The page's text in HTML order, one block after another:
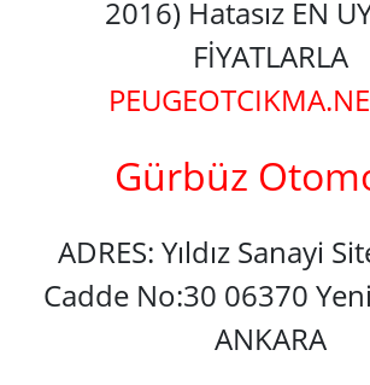
2016) Hatasız EN
FİYATLARLA
Gürbüz
ADRES: Yıldız Sanayi
Cadde No:30 06370
ANKARA